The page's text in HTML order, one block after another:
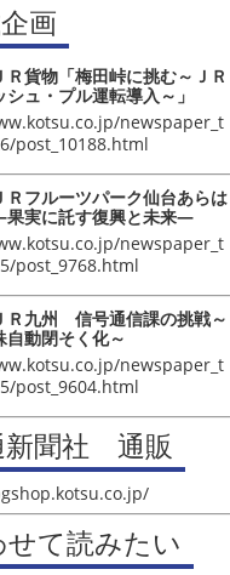
画
貨物「梅田峠に挑む～ＪＲ
ュ・プル運転導入～」
newspaper_t
post_10188.html
フルーツパーク仙台あらは
果実に託す復興と未来―
newspaper_t
post_9768.html
九州 信号通信課の挑戦～
自動閉そく化～
newspaper_t
post_9604.html
新聞社 通販
せて読みたい